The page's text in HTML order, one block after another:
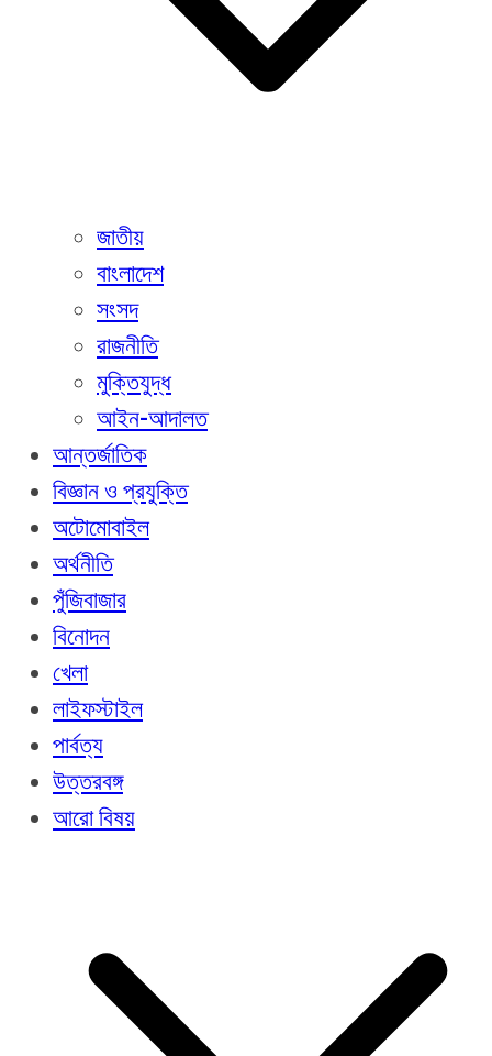
জাতীয়
বাংলাদেশ
সংসদ
রাজনীতি
মুক্তিযুদ্ধ
আইন-আদালত
আন্তর্জাতিক
বিজ্ঞান ও প্রযুক্তি
অটোমোবাইল
অর্থনীতি
পুঁজিবাজার
বিনোদন
খেলা
লাইফস্টাইল
পার্বত্য
উত্তরবঙ্গ
আরো বিষয়